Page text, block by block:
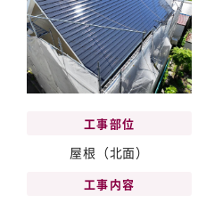
工事部位
屋根（北面）
工事内容